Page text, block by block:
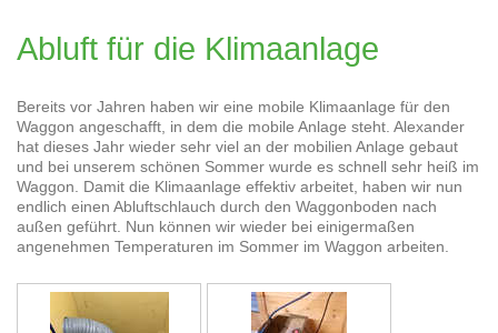
Abluft für die Klimaanlage
Bereits vor Jahren haben wir eine mobile Klimaanlage für den
Waggon angeschafft, in dem die mobile Anlage steht. Alexander
hat dieses Jahr wieder sehr viel an der mobilien Anlage gebaut
und bei unserem schönen Sommer wurde es schnell sehr heiß im
Waggon. Damit die Klimaanlage effektiv arbeitet, haben wir nun
endlich einen Abluftschlauch durch den Waggonboden nach
außen geführt. Nun können wir wieder bei einigermaßen
angenehmen Temperaturen im Sommer im Waggon arbeiten.